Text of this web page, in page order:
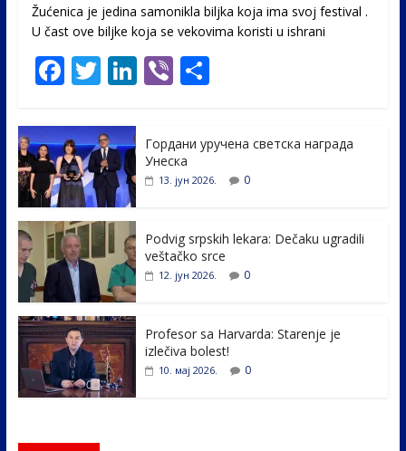
Žućenica je jedina samonikla biljka koja ima svoj festival .
U čast ovе biljke koja se vekovima koristi u ishrani
F
e
b
o
o
k
T
itt
er
Li
e
dI
Vi S
e
Гордани уручена светска награда
Унеска
13. јун 2026. 0
Podvig srpskih lekara: Dečaku ugradili
veštačko srce
12. јун 2026. 0
Profesor sa Harvarda: Starenje je
izlečiva bolest!
10. мај 2026. 0